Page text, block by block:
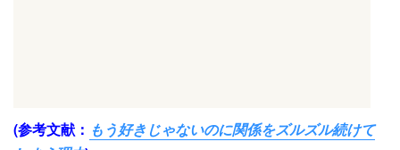
(参考文献： もう好きじゃないのに関係をズルズル続けて